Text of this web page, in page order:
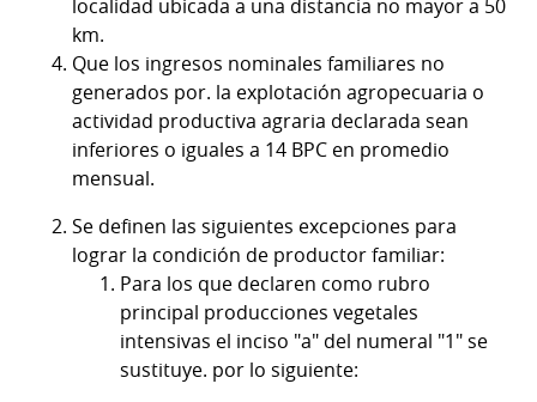
localidad ubicada a una distancia no mayor a 50
km.
Que los ingresos nominales familiares no
generados por. la explotación agropecuaria o
actividad productiva agraria declarada sean
inferiores o iguales a 14 BPC en promedio
mensual.
Se definen las siguientes excepciones para
lograr la condición de productor familiar:
Para los que declaren como rubro
principal producciones vegetales
intensivas el inciso "a" del numeral "1" se
sustituye. por lo siguiente: